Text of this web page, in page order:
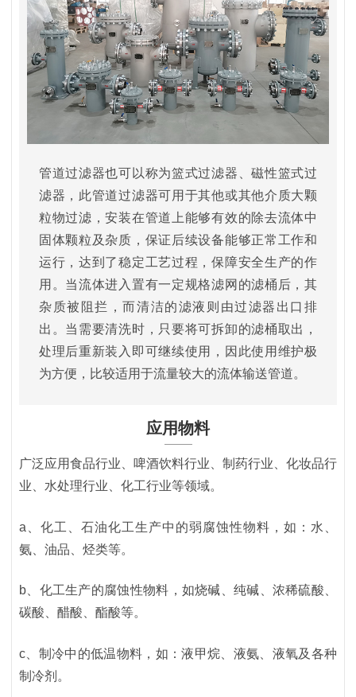
管道过滤器也可以称为篮式过滤器、磁性篮式过
滤器，此管道过滤器可用于其他或其他介质大颗
粒物过滤，安装在管道上能够有效的除去流体中
固体颗粒及杂质，保证后续设备能够正常工作和
运行，达到了稳定工艺过程，保障安全生产的作
用。当流体进入置有一定规格滤网的滤桶后，其
杂质被阻拦，而清洁的滤液则由过滤器出口排
出。当需要清洗时，只要将可拆卸的滤桶取出，
处理后重新装入即可继续使用，因此使用维护极
为方便，比较适用于流量较大的流体输送管道。
应用物料
广泛应用食品行业、啤酒饮料行业、制药行业、化妆品行
业、水处理行业、化工行业等领域。
a、化工、石油化工生产中的弱腐蚀性物料，如：水、
氨、油品、烃类等。
b、化工生产的腐蚀性物料，如烧碱、纯碱、浓稀硫酸、
碳酸、醋酸、酯酸等。
c、制冷中的低温物料，如：液甲烷、液氨、液氧及各种
制冷剂。